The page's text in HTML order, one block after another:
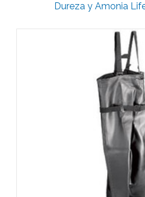
Dureza y Amonia